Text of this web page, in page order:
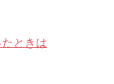
ときは